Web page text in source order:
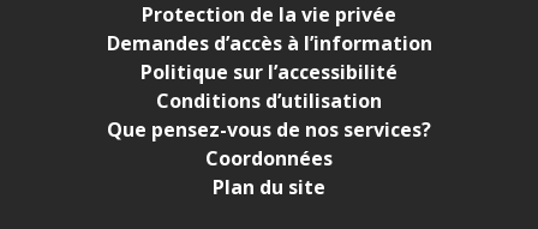
Protection de la vie privée
Demandes d’accès à l’information
Politique sur l’accessibilité
Conditions d’utilisation
Que pensez-vous de nos services?
Coordonnées
Plan du site